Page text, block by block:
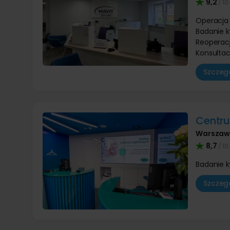
9,2 / 10
Operacja
Badanie
8,7 / 10
Badanie